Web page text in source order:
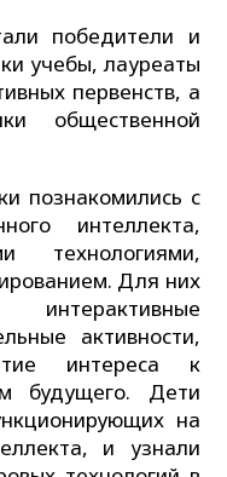
победители и
учебы, лауреаты
первенств, а
общественной
познакомились с
интеллекта,
технологиями,
Для них
активности,
интереса к
будущего. Дети
на
и узнали